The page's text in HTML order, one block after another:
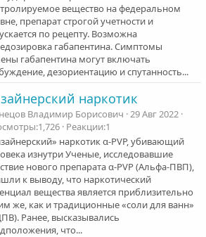
вещество на федеральном
препарат строгой учетности и
по рецепту. Возможна
габапентина. Симптомы
габапентина могут включать
дезориентацию и спутанность...
наркотик
Владимир Борисович 29 Авг 2022
1,726 Реакции1
наркотик α-PVP, убивающий
изнутри Ученые, исследовавшие
нового препарата α-PVP (Альфа-ПВП),
к выводу, что наркотический
вещества является приблизительно
же, как и традиционные «соли для ванн»
Ранее, высказывались
что...